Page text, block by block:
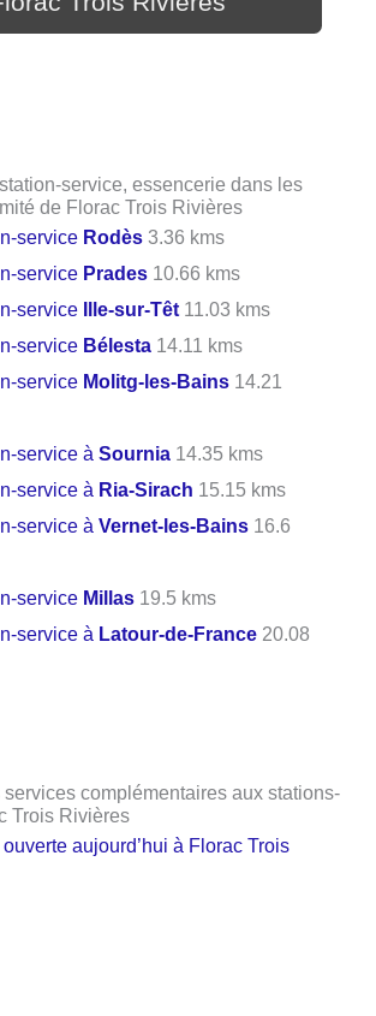
service, essencerie dans les
de Florac Trois Rivières
service Rodès 3.36 kms
service Prades 10.66 kms
service
Ille-sur-Têt 11.03 kms
service Bélesta 14.11 kms
service Molitg-les-Bains 14.21
service àSournia 14.35 kms
service à Ria-Sirach 15.15 kms
service àVernet-les-Bains 16.6
service Millas 19.5 kms
service à Latour-de-France 20.08
services complémentaires aux stations-
Trois Rivières
aujourd’hui à Florac Trois